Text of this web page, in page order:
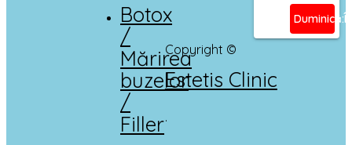
Botox
/
Mărirea
buzelor
/
Filler
Duminică:
Copyright ©
Estetis Clinic
.